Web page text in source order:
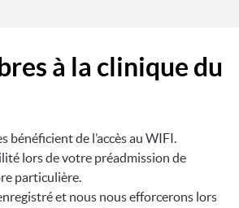
à la clinique du
bénéficient de l’accès au WIFI.
lors de votre préadmission de
particulière.
et nous nous efforcerons lors